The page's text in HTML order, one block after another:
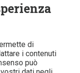
di
i contenuti
può